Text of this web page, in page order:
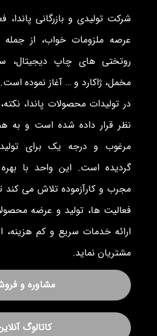
شرکت تولیدی و بازرگانی
عرصه ملزومات خواب، از
روتختی های چاپ دیجیتال،
مخمل، ژاکارد و … آغاز نموده است.
در تولیدات محصولات پاندا،
نظر قرار داده شده است و به
مرغوب و درجه یک برای
گردیده است. این واحد با
مجرب و کارآزموده تلاش می کند
فعالیت ها، تولید و عرضه
ارائه خدمات سریع و کم
مشتریان نماید.
مشاوره و
کاتالوگ